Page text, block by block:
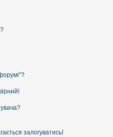
залогуватись!